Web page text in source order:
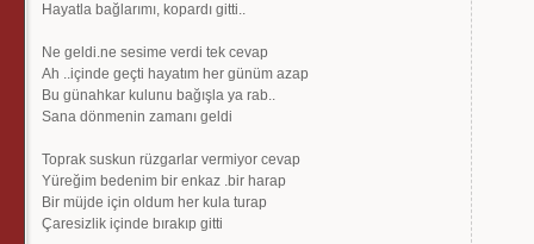
Hayatla bağlarımı, kopardı gitti..
Ne geldi.ne sesime verdi tek cevap
Ah ..içinde geçti hayatım her günüm azap
Bu günahkar kulunu bağışla ya rab..
Sana dönmenin zamanı geldi
Toprak suskun rüzgarlar vermiyor cevap
Yüreğim bedenim bir enkaz .bir harap
Bir müjde için oldum her kula turap
Çaresizlik içinde bırakıp gitti